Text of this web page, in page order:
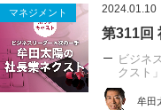
マネジメント 2024.01.10
第311回
ビジネ
クスト」
牟田